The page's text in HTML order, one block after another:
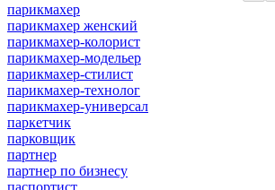
парикмахер
парикмахер женский
парикмахер-колорист
парикмахер-модельер
парикмахер-стилист
парикмахер-технолог
парикмахер-универсал
паркетчик
парковщик
партнер
партнер по бизнесу
паспортист